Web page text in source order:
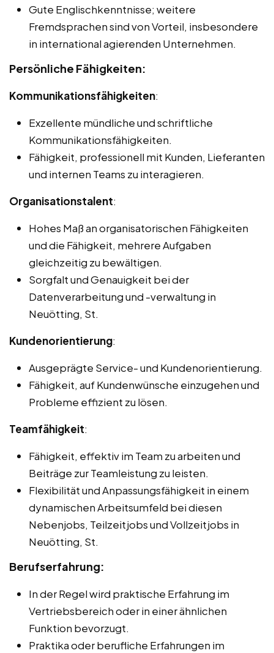
Gute Englischkenntnisse; weitere
Fremdsprachen sind von Vorteil, insbesondere
in international agierenden Unternehmen.
Persönliche Fähigkeiten:
Kommunikationsfähigkeiten:
Exzellente mündliche und schriftliche
Kommunikationsfähigkeiten.
Fähigkeit, professionell mit Kunden, Lieferanten
und internen Teams zu interagieren.
Organisationstalent:
Hohes Maß an organisatorischen Fähigkeiten
und die Fähigkeit, mehrere Aufgaben
gleichzeitig zu bewältigen.
Sorgfalt und Genauigkeit bei der
Datenverarbeitung und -verwaltung in
Neuötting, St.
Kundenorientierung:
Ausgeprägte Service- und Kundenorientierung.
Fähigkeit, auf Kundenwünsche einzugehen und
Probleme effizient zu lösen.
Teamfähigkeit:
Fähigkeit, effektiv im Team zu arbeiten und
Beiträge zur Teamleistung zu leisten.
Flexibilität und Anpassungsfähigkeit in einem
dynamischen Arbeitsumfeld bei diesen
Nebenjobs, Teilzeitjobs und Vollzeitjobs in
Neuötting, St.
Berufserfahrung:
In der Regel wird praktische Erfahrung im
Vertriebsbereich oder in einer ähnlichen
Funktion bevorzugt.
Praktika oder berufliche Erfahrungen im